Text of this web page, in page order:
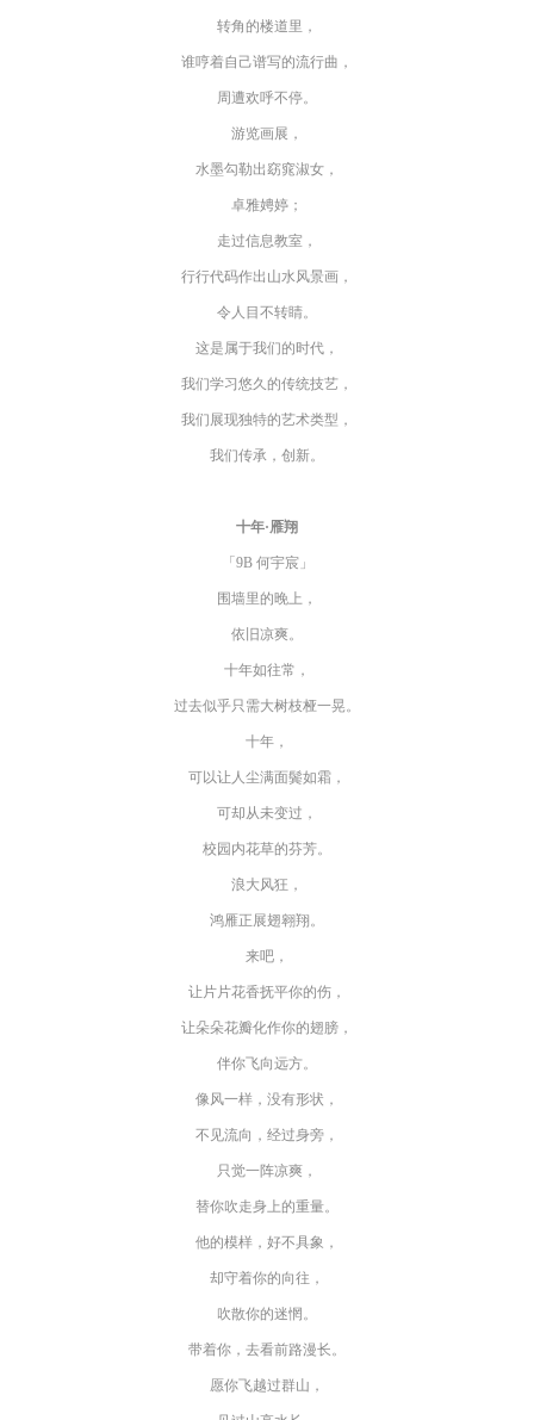
转角的楼道里，
谁哼着自己谱写的流行曲，
周遭欢呼不停。
游览画展，
水墨勾勒出窈窕淑女，
卓雅娉婷；
走过信息教室，
行行代码作出山水风景画，
令人目不转睛。
这是属于我们的时代，
我们学习悠久的传统技艺，
我们展现独特的艺术类型，
我们传承，创新。
十年·雁翔
「9B 何宇宸」
围墙里的晚上，
依旧凉爽。
十年如往常，
过去似乎只需大树枝桠一晃。
十年，
可以让人尘满面鬓如霜，
可却从未变过，
校园内花草的芬芳。
浪大风狂，
鸿雁正展翅翱翔。
来吧，
让片片花香抚平你的伤，
让朵朵花瓣化作你的翅膀，
伴你飞向远方。
像风一样，没有形状，
不见流向，经过身旁，
只觉一阵凉爽，
替你吹走身上的重量。
他的模样，好不具象，
却守着你的向往，
吹散你的迷惘。
带着你，去看前路漫长。
愿你飞越过群山，